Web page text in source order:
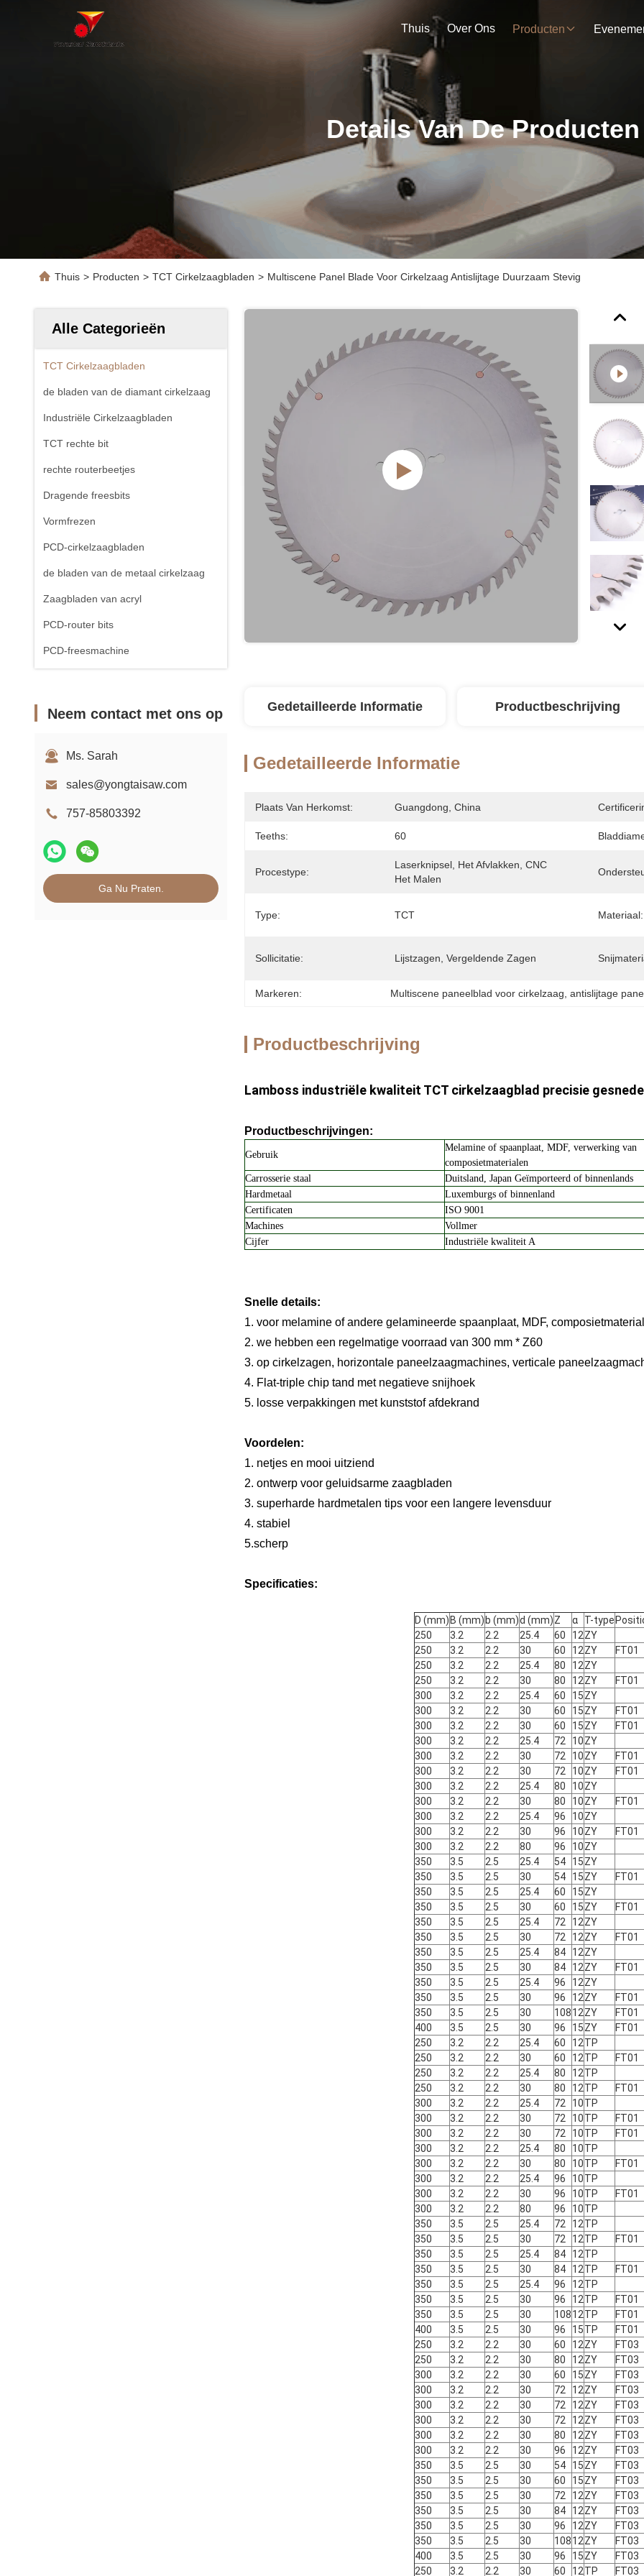
Thuis Over Ons Producten
Details Van De Producten
Thuis > Producten > TCT Cirkelzaagbladen > Multiscene Panel Blade Voor Cirkelzaag Antislijtage Duurzaam Stevig
Alle Categorieën
TCT Cirkelzaagbladen
de bladen van de diamant cirkelzaag
Industriële Cirkelzaagbladen
TCT rechte bit
rechte routerbeetjes
Dragende freesbits
Vormfrezen
PCD-cirkelzaagbladen
de bladen van de metaal cirkelzaag
Zaagbladen van acryl
PCD-router bits
PCD-freesmachine
Neem contact met ons op
Ms. Sarah
sales@yongtaisaw.com
757-85803392
Ga Nu Praten.
Gedetailleerde Informatie Productbeschrijving
Gedetailleerde Informatie
Plaats Van Herkomst: Guangdong, China
Teeths: 60
Procestype:
Laserknipsel, Het Afvlakken, CNC
Het Malen
Type: TCT Materiaal:
Sollicitatie: Lijstzagen, Vergeldende Zagen
Markeren: Multiscene paneelblad voor cirkelzaag , antislijtage
Productbeschrijving
Lamboss industriële kwaliteit TCT cirkelzaagblad precisie
Productbeschrijvingen:
Gebruik
Melamine of spaanplaat, MDF, verwerking van
composietmaterialen
Carrosserie staal
Duitsland, Japan Geïmporteerd of binnenlands
Hardmetaal
Luxemburgs of binnenland
Certificaten
ISO 9001
Machines
Vollmer
Cijfer
Industriële kwaliteit A
Snelle details:
1. voor melamine of andere gelamineerde spaanplaat, MDF,
2. we hebben een regelmatige voorraad van 300 mm * Z60
3. op cirkelzagen, horizontale paneelzaagmachines, verticale
4. Flat-triple chip tand met negatieve snijhoek
5. losse verpakkingen met kunststof afdekrand
Voordelen:
1. netjes en mooi uitziend
2. ontwerp voor geluidsarme zaagbladen
3. superharde hardmetalen tips voor een langere levensduur
4. stabiel
5.scherp
Specificaties:
D (mm) B (mm) b (mm)d (mm)Z α T-type
250
3.2 2.2 25.4 60 12ZY
250
3.2 2.2 30 60 12ZY
FT01
250
3.2 2.2 25.4 80 12ZY
250
3.2 2.2 30 80 12ZY
FT01
300
3.2 2.2 25.4 60 15ZY
300
3.2 2.2 30 60 15ZY FT01
300
3.2 2.2 30 60 15ZY FT01
300
3.2 2.2 25.4 72 10ZY
300
3.2 2.2 30 72 10ZY FT01
300
3.2 2.2 30 72 10ZY FT01
300
3.2 2.2 25.4 80 10ZY
300
3.2 2.2 30 80 10ZY
FT01
300
3.2 2.2 25.4 96 10ZY
300
3.2 2.2 30 96 10ZY
FT01
300
3.2 2.2 80 96 10ZY
350
3.5 2.5 25.4 54 15ZY
350
3.5 2.5 30 54 15ZY
FT01
350
3.5 2.5 25.4 60 15ZY
350
3.5 2.5 30 60 15ZY
FT01
350
3.5 2.5 25.4 72 12ZY
350
3.5 2.5 30 72 12ZY
FT01
350
3.5 2.5 25.4 84 12ZY
350
3.5 2.5 30 84 12ZY
FT01
350
3.5 2.5 25.4 96 12ZY
350
3.5 2.5 30 96 12ZY
FT01
350
3.5 2.5 30 10812ZY
FT01
400
3.5 2.5 30 96 15ZY
FT01
250
3.2 2.2 25.4 60 12TP
250
3.2 2.2 30 60 12TP
FT01
250
3.2 2.2 25.4 80 12TP
250
3.2 2.2 30 80 12TP
FT01
300
3.2 2.2 25.4 72 10TP
300
3.2 2.2 30 72 10TP
FT01
300
3.2 2.2 30 72 10TP
FT01
300
3.2 2.2 25.4 80 10TP
300
3.2 2.2 30 80 10TP FT01
300
3.2 2.2 25.4 96 10TP
300
3.2 2.2 30 96 10TP
FT01
300
3.2 2.2 80 96 10TP
350
3.5 2.5 25.4 72 12TP
350
3.5 2.5 30 72 12TP
FT01
350
3.5 2.5 25.4 84 12TP
350
3.5 2.5 30 84 12TP FT01
350
3.5 2.5 25.4 96 12TP
350
3.5 2.5 30 96 12TP FT01
350
3.5 2.5 30 10812TP
FT01
400
3.5 2.5 30 96 15TP
FT01
250
3.2 2.2 30 60 12ZY
FT03
250
3.2 2.2 30 80 12ZY
FT03
300
3.2 2.2 30 60 15ZY
FT03
300
3.2 2.2 30 72 12ZY
FT03
300
3.2 2.2 30 72 12ZY FT03
300
3.2 2.2 30 72 12ZY FT03
300
3.2 2.2 30 80 12ZY FT03
300
3.2 2.2 30 96 12ZY FT03
350
3.5 2.5 30 54 15ZY
FT03
350
3.5 2.5 30 60 15ZY
FT03
350
3.5 2.5 30 72 12ZY
FT03
350
3.5 2.5 30 84 12ZY
FT03
350
3.5 2.5 30 96 12ZY
FT03
350
3.5 2.5 30 10812ZY
FT03
400
3.5 2.5 30 96 15ZY
FT03
250
3.2 2.2 30 60 12TP FT03